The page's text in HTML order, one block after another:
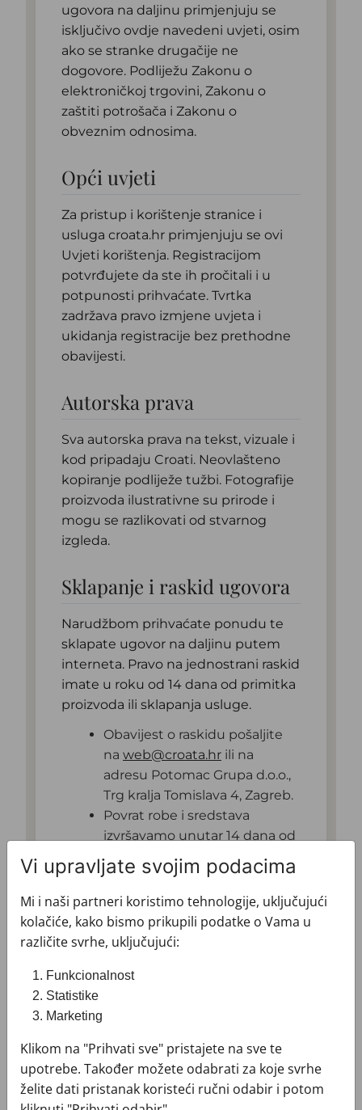
ugovora na daljinu primjenjuju se
isključivo ovdje navedeni uvjeti, osim
ako se stranke drugačije ne
dogovore. Podliježu Zakonu o
elektroničkoj trgovini, Zakonu o
zaštiti potrošača i Zakonu o
obveznim odnosima.
Opći uvjeti
Za pristup i korištenje stranice i
usluga croata.hr primjenjuju se ovi
Uvjeti korištenja. Registracijom
potvrđujete da ste ih pročitali i u
potpunosti prihvaćate. Tvrtka
zadržava pravo izmjene uvjeta i
ukidanja registracije bez prethodne
obavijesti.
Autorska prava
Sva autorska prava na tekst, vizuale i
kod pripadaju Croati. Neovlašteno
kopiranje podliježe tužbi. Fotografije
proizvoda ilustrativne su prirode i
mogu se razlikovati od stvarnog
izgleda.
Sklapanje i raskid ugovora
Narudžbom prihvaćate ponudu te
sklapate ugovor na daljinu putem
interneta. Pravo na jednostrani raskid
imate u roku od 14 dana od primitka
proizvoda ili sklapanja usluge.
Obavijest o raskidu pošaljite
na web@croata.hr ili na
adresu Potomac Grupa d.o.o.,
Trg kralja Tomislava 4, Zagreb.
Povrat robe i sredstava
izvršavamo unutar 14 dana od
zaprimanja vaše odluke.
Troškove povrata snosi kupac.
Dostava i uvjeti dostave
Hrvatska
Dostavu vrši DPD – besplatno i uz
mogućnost plaćanja pouzećem bez
dodatne naknade.
Europska unija
Vi upravljate svojim podacima
Mi i naši partneri koristimo tehnologije, uključujući
kolačiće, kako bismo prikupili podatke o Vama u
različite svrhe, uključujući:
Funkcionalnost
Statistike
Marketing
Klikom na "Prihvati sve" pristajete na sve te
upotrebe. Također možete odabrati za koje svrhe
želite dati pristanak koristeći ručni odabir i potom